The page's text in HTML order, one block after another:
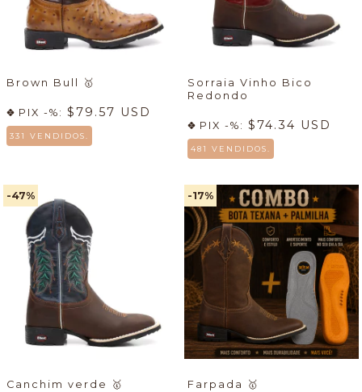
Brown Bull 🥇
PIX -%: $79.57 USD
331 VENDIDOS.
Sorraia Vinho Bico
Redondo
PIX -%: $74.34 USD
481 VENDIDOS.
-47%
Canchim verde 🥇
-17%
Farpada 🥇